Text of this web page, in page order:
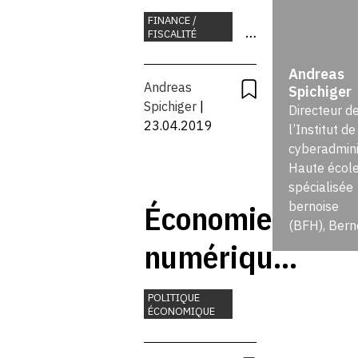
pour la
tenue de
registres :
une
idée ?
FINANCE /
FISCALITÉ
ÉCONOMIQUE
Andreas
Spichiger
23.04.2019
Économie
numérique :
la Suisse
doit passer
POLITIQUE
ÉCONOMIQUE
Andreas
Spichiger
Directeur de
l’Institut de
Haute école
spécialisée
bernoise
(BFH),